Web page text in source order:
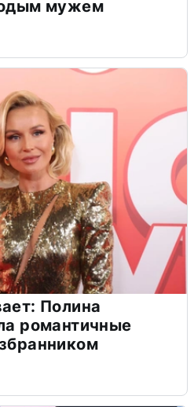
мужем
Полина
романтичные